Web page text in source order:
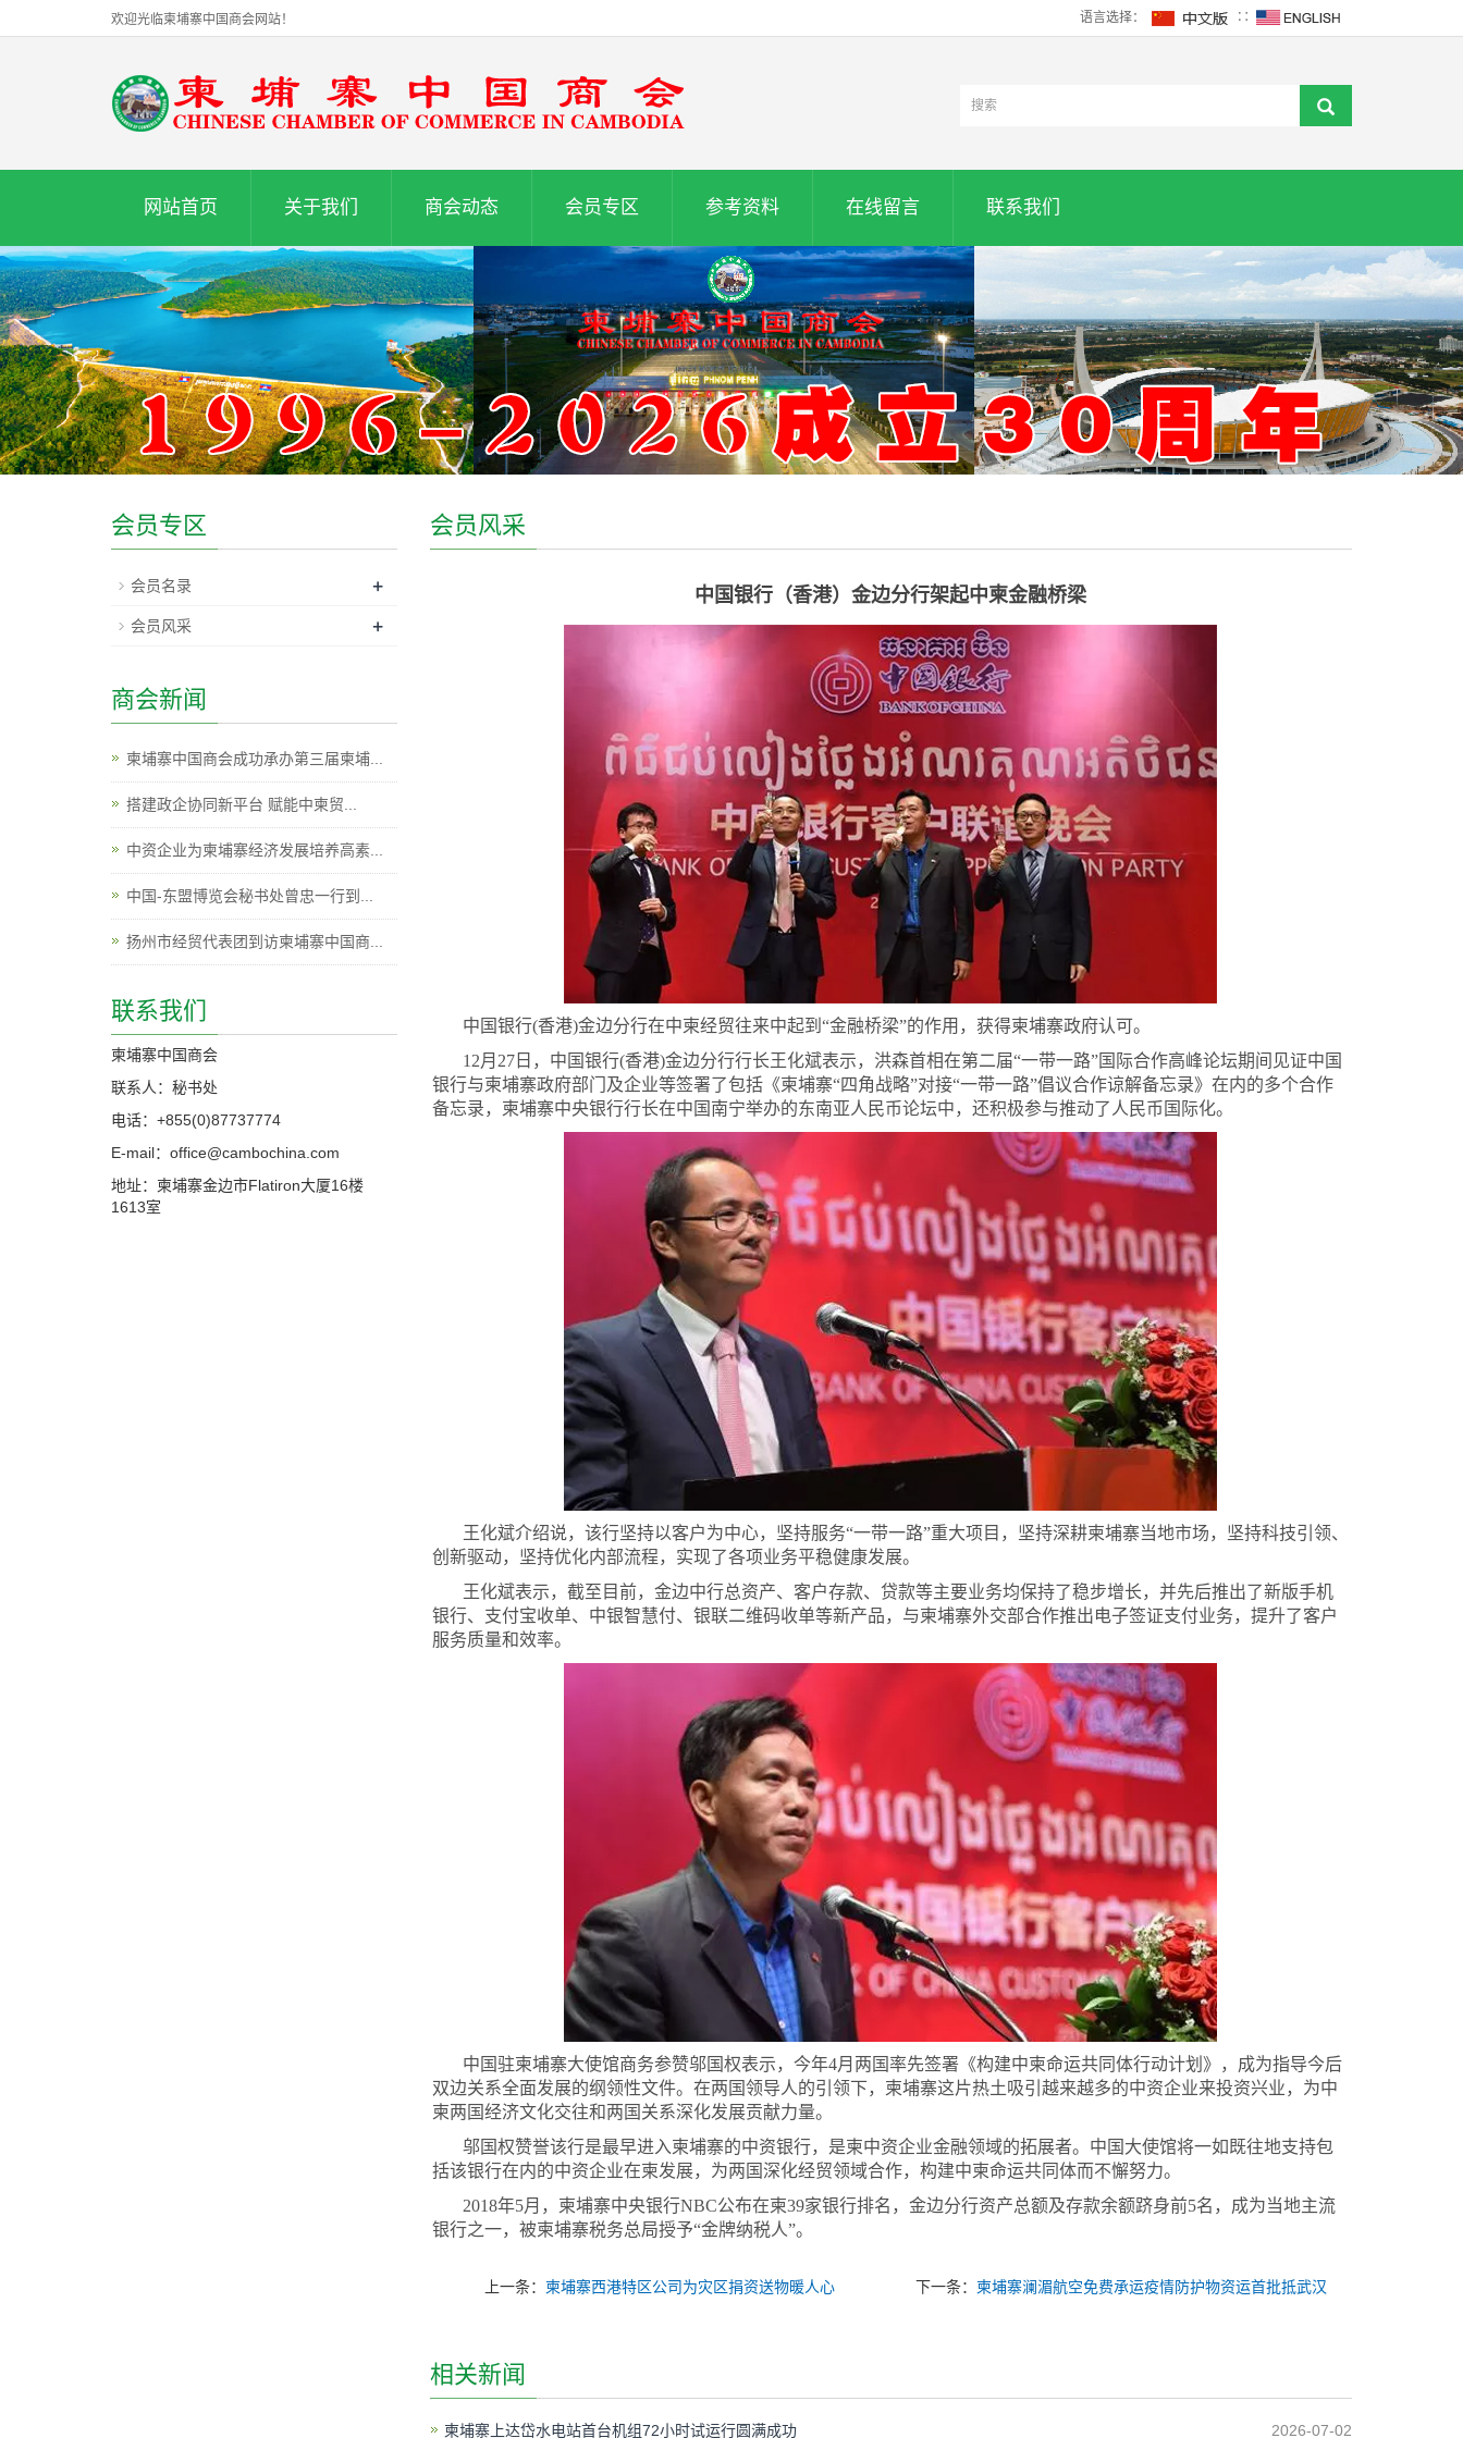
欢迎光临柬埔寨中国商会网站！ 语言选择： ∷
网站首页 关于我们 商会动态 会员专区 参考资料 在线留言 联系我们
会员风采
中国银行（香港）金边分行架起中柬金融桥梁
中国银行(香港)金边分行在中柬经贸往来中起到“金融桥梁”的作用，获得柬埔寨政府认可。
12月27日，中国银行(香港)金边分行行长王化斌表示，洪森首相在第二届“一带一路”国际合作高峰论坛期间见证中国
银行与柬埔寨政府部门及企业等签署了包括《柬埔寨“四角战略”对接“一带一路”倡议合作谅解备忘录》在内的多个合作
备忘录，柬埔寨中央银行行长在中国南宁举办的东南亚人民币论坛中，还积极参与推动了人民币国际化。
王化斌介绍说，该行坚持以客户为中心，坚持服务“一带一路”重大项目，坚持深耕柬埔寨当地市场，坚持科技引领、
创新驱动，坚持优化内部流程，实现了各项业务平稳健康发展。
王化斌表示，截至目前，金边中行总资产、客户存款、贷款等主要业务均保持了稳步增长，并先后推出了新版手机
银行、支付宝收单、中银智慧付、银联二维码收单等新产品，与柬埔寨外交部合作推出电子签证支付业务，提升了客户
服务质量和效率。
中国驻柬埔寨大使馆商务参赞邬国权表示，今年4月两国率先签署《构建中柬命运共同体行动计划》，成为指导今后
双边关系全面发展的纲领性文件。在两国领导人的引领下，柬埔寨这片热土吸引越来越多的中资企业来投资兴业，为中
柬两国经济文化交往和两国关系深化发展贡献力量。
邬国权赞誉该行是最早进入柬埔寨的中资银行，是柬中资企业金融领域的拓展者。中国大使馆将一如既往地支持包
括该银行在内的中资企业在柬发展，为两国深化经贸领域合作，构建中柬命运共同体而不懈努力。
2018年5月，柬埔寨中央银行NBC公布在柬39家银行排名，金边分行资产总额及存款余额跻身前5名，成为当地主流
银行之一，被柬埔寨税务总局授予“金牌纳税人”。
上一条： 柬埔寨西港特区公司为灾区捐资送物暖人心 下一条： 柬埔寨澜湄航空免费承运疫情防护物资运首批抵武汉
相关新闻
柬埔寨上达岱水电站首台机组72小时试运行圆满成功 2026-07-02
会员专区
会员名录 +
会员风采 +
商会新闻
柬埔寨中国商会成功承办第三届柬埔...
搭建政企协同新平台 赋能中柬贸...
中资企业为柬埔寨经济发展培养高素...
中国-东盟博览会秘书处曾忠一行到...
扬州市经贸代表团到访柬埔寨中国商...
联系我们
柬埔寨中国商会
联系人：秘书处
电话：+855(0)87737774
E-mail：office@cambochina.com
地址：柬埔寨金边市Flatiron大厦16楼
1613室